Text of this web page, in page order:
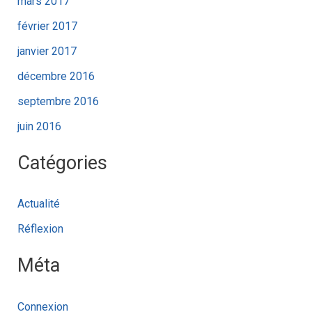
février 2017
janvier 2017
décembre 2016
septembre 2016
juin 2016
Catégories
Actualité
Réflexion
Méta
Connexion